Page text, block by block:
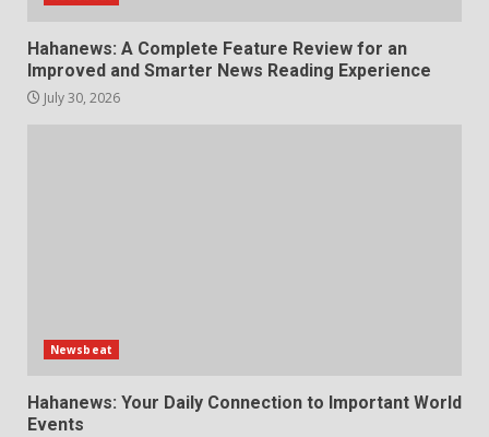
Hahanews: A Complete Feature Review for an
Improved and Smarter News Reading Experience
July 30, 2026
Newsbeat
Hahanews: Your Daily Connection to Important World
Events